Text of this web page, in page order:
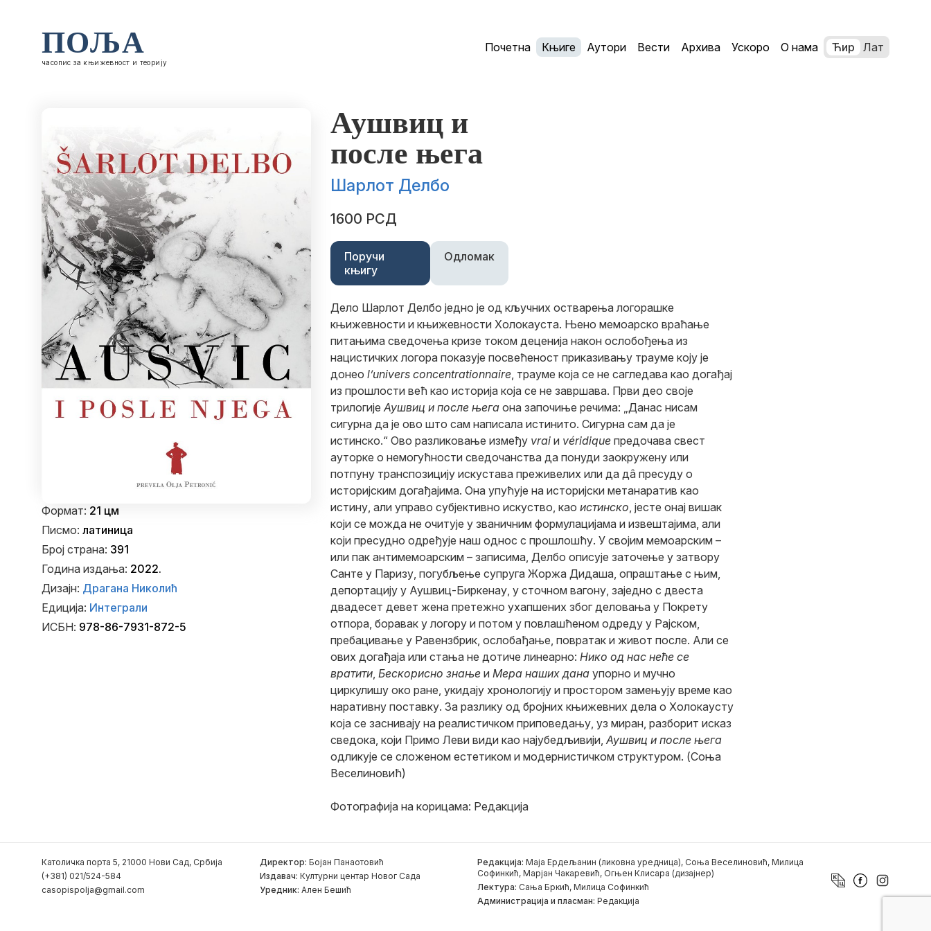
ПОЉА
часопис за књижевност и теорију
Почетна Књиге Аутори Вести Архива Ускоро О нама Ћир Лат
Формат: 21 цм
Писмо: латиница
Број страна: 391
Година издања: 2022.
Дизајн: Драгана Николић
Едиција: Интеграли
ИСБН: 978-86-7931-872-5
Аушвиц и
после њега
Шарлот Делбо
1600 РСД
Поручи
књигу
Одломак
Дело Шарлот Делбо једно је од кључних остварења логорашке
књижевности и књижевности Холокауста. Њено мемоарско враћање
питањима сведочења кризе током деценија након ослобођења из
нацистичких логора показује посвећеност приказивању трауме коју је
донеоlʼunivers concentrationnaire, трауме која се не сагледава као догађај
из прошлости већ као историја која се не завршава. Први део своје
трилогије Аушвиц и после њега она започиње речима: „Данас нисам
сигурна да је ово што сам написала истинито. Сигурна сам да је
истинско.“ Ово разликовање између vraiи véridique предочава свест
ауторке о немогућности сведочанства да понуди заокружену или
потпуну транспозицију искустава преживелих или да дâ пресуду о
историјским догађајима. Она упућује на историјски метанаратив као
истину, али управо субјективно искуство, каоистинско, јесте онај вишак
који се можда не очитује у званичним формулацијама и извештајима, али
који пресудно одређује наш однос с прошлошћу. У својим мемоарским –
или пак антимемоарским – записима, Делбо описује заточење у затвору
Санте у Паризу, погубљење супруга Жоржа Дидаша, опраштање с њим,
депортацију у Аушвиц-Биркенау, у сточном вагону, заједно с двеста
двадесет девет жена претежно ухапшених због деловања у Покрету
отпора, боравак у логору и потом у повлашћеном одреду у Рајском,
пребацивање у Равензбрик, ослобађање, повратак и живот после. Али се
ових догађаја или стања не дотиче линеарно:Нико од нас неће се
вратити,Бескорисно знање иМера наших данаупорно и мучно
циркулишу око ране, укидају хронологију и простором замењују време као
наративну поставку. За разлику од бројних књижевних дела о Холокаусту
која се заснивају на реалистичком приповедању, уз миран, разборит исказ
сведока, који Примо Леви види као најубедљивији,Аушвиц и после њега
одликује се сложеном естетиком и модернистичком структуром. (Соња
Веселиновић)
Фотографија на корицама: Редакција
Католичка порта 5, 21000 Нови Сад, Србија
(+381) 021/524-584
casopispolja@gmail.com
Директор: Бојан Панаотовић
Издавач: Културни центар Новог Сада
Уредник: Ален Бешић
Редакција: Маја Ердељанин (ликовна уредница), Соња Веселиновић, Милица
Софинкић, Марјан Чакаревић, Огњен Клисара (дизајнер)
Лектура: Сања Бркић, Милица Софинкић
Администрација и пласман: Редакција